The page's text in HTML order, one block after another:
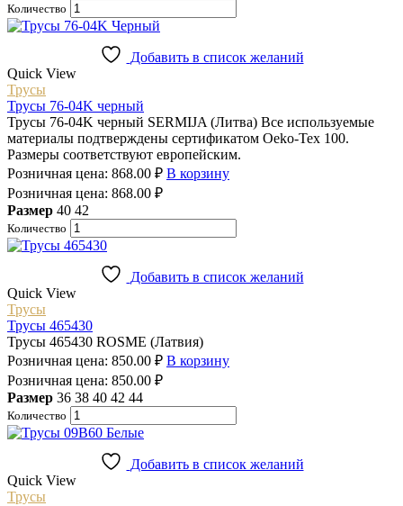
Количество
Добавить в список желаний
Quick View
Трусы
Трусы 76-04K черный
Трусы 76-04K черный SERMIJA (Литва) Все используемые
материалы подтверждены сертификатом Oeko-Tex 100.
Размеры соответствуют европейским.
Розничная цена: 868.00 ₽ В корзину
Розничная цена: 868.00 ₽
Размер 40 42
Количество
Добавить в список желаний
Quick View
Трусы
Трусы 465430
Трусы 465430 ROSME (Латвия)
Розничная цена: 850.00 ₽ В корзину
Розничная цена: 850.00 ₽
Размер 36 38 40 42 44
Количество
Добавить в список желаний
Quick View
Трусы